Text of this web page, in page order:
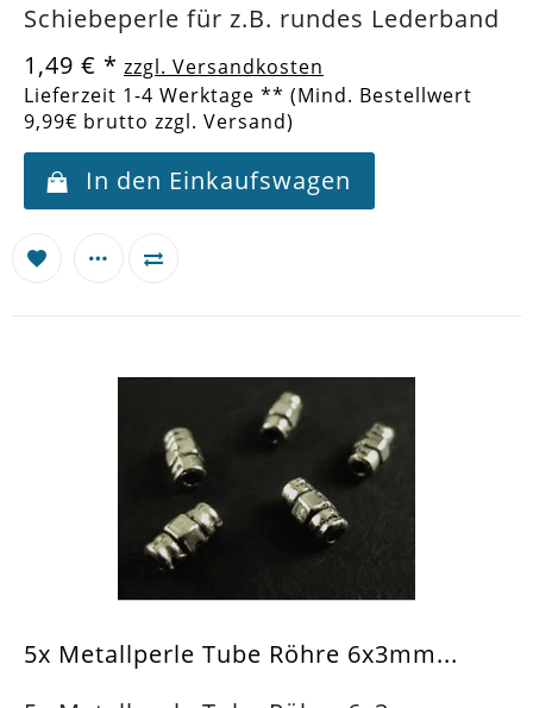
Schiebeperle für z.B. rundes Lederband
1,49 € * zzgl. Versandkosten
Lieferzeit 1-4 Werktage ** (Mind. Bestellwert
9,99€ brutto zzgl. Versand)
In den Einkaufswagen
5x Metallperle Tube Röhre 6x3mm...